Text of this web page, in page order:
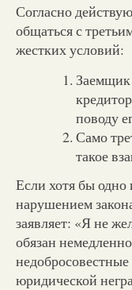
Согласно
общаться с
жестких условий:
Заемщик
поводу
Само
такое
Если хотя бы
нарушением
заявляет: «Я не
обязан
юридической